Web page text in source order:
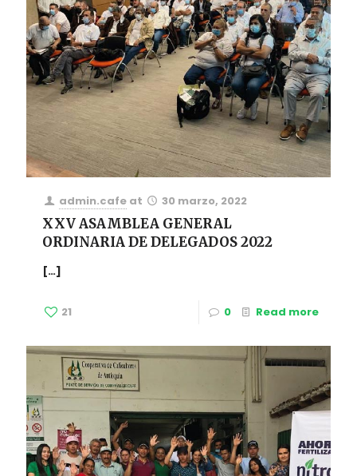
admin.cafe at 30 marzo, 2022
XXV ASAMBLEA GENERAL
ORDINARIA DE DELEGADOS 2022
[…]
21 0 Read more